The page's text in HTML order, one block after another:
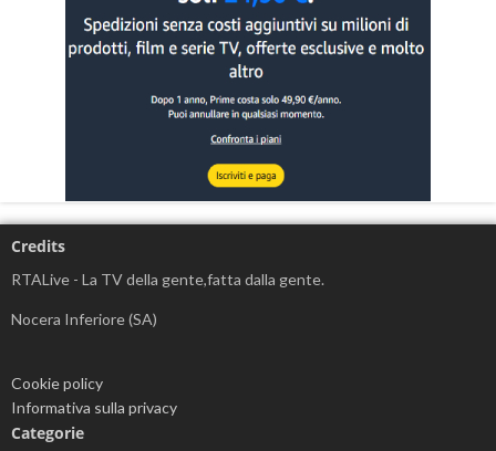
Credits
RTALive - La TV della gente,fatta dalla gente.
Nocera Inferiore (SA)
Cookie policy
Informativa sulla privacy
Categorie